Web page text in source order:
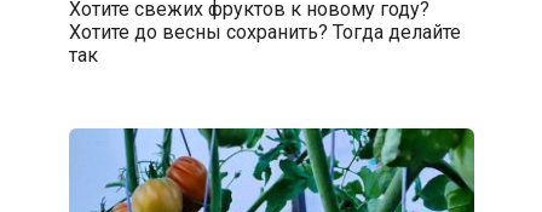
Хотите свежих фруктов к новому году?
Хотите до весны сохранить? Тогда делайте
так